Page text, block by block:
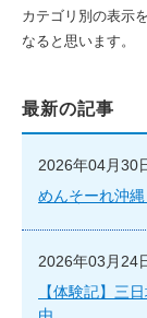
カテゴリ別の表示
なると思います。
最新の記事
2026年04月30
めんそーれ沖
2026年03月24
【体験記】三